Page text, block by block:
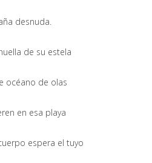
desnuda.
de su estela
océano de olas
en esa playa
espera el tuyo